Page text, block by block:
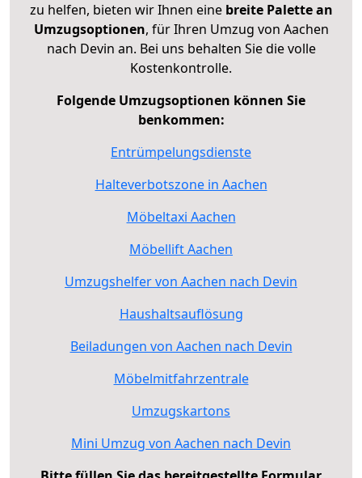
zu helfen, bieten wir Ihnen eine breite Palette an
Umzugsoptionen, für Ihren Umzug von Aachen
nach Devin an. Bei uns behalten Sie die volle
Kostenkontrolle.
Folgende Umzugsoptionen können Sie
benkommen:
Entrümpelungsdienste
Halteverbotszone in Aachen
Möbeltaxi Aachen
Möbellift Aachen
Umzugshelfer von Aachen nach Devin
Haushaltsauflösung
Beiladungen von Aachen nach Devin
Möbelmitfahrzentrale
Umzugskartons
Mini Umzug von Aachen nach Devin